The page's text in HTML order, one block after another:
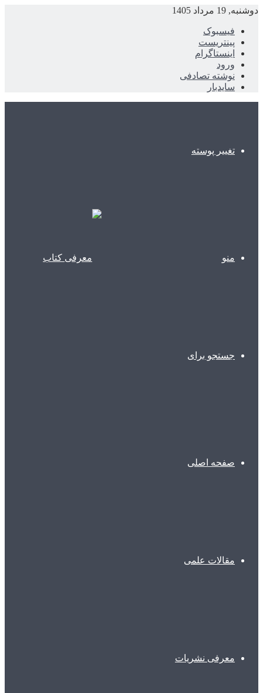
دوشنبه, 19 مرداد 1405
فیسبوک
پینتریست
اینستاگرام
ورود
نوشته تصادفی
سایدبار
تغییر پوسته
منو
جستجو برای
صفحه اصلی
مقالات علمی
معرفی نشریات